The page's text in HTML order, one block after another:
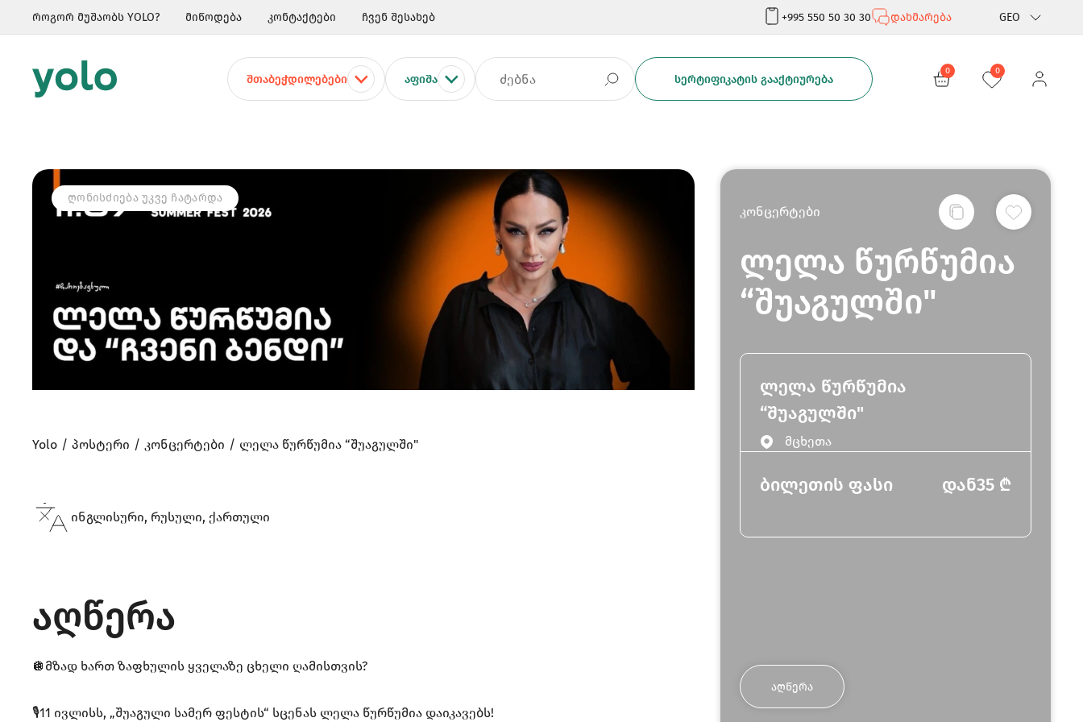
როგორ მუშაობს YOLO? მიწოდება კონტაქტები ჩვენ შესახებ +995 550 50 30 30 დახმარება GEO
Rus
ᲨᲗᲐᲑᲔᲭᲓᲘᲚᲔᲑᲔᲑᲘ ᲐᲤᲘᲨᲐ ᲡᲔᲠᲢᲘᲤᲘᲙᲐᲢᲘᲡ ᲒᲐᲐᲥᲢᲘᲣᲠᲔᲑᲐ
0 0
ᲦᲝᲜᲘᲡᲫᲘᲔᲑᲐ ᲣᲙᲕᲔ ᲩᲐᲢᲐᲠᲓᲐ
კონცერტები
ლელა წურწუმია
“შუაგულში"
ლელა წურწუმია
“შუაგულში"
მცხეთა
ბილეთის ფასი დან35 ₾
ᲐᲦᲬᲔᲠᲐ
Yolo პოსტერი კონცერტები ლელა წურწუმია “შუაგულში"
ინგლისური, რუსული, ქართული
აღწერა
🪩მზად ხართ ზაფხულის ყველაზე ცხელი ღამისთვის?
🎙️11 ივლისს, „შუაგული სამერ ფესტის“ სცენას ლელა წურწუმია დაიკავებს!